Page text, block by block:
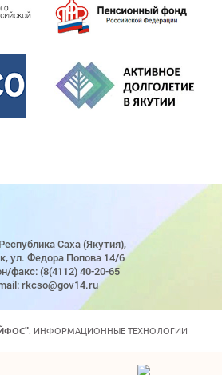
Саха (Якутия),
ул. Федора Попова 14/6
факс: (8(4112) 40-20-65
rkcso@gov14.ru
. ИНФОРМАЦИОННЫЕ ТЕХНОЛОГИИ